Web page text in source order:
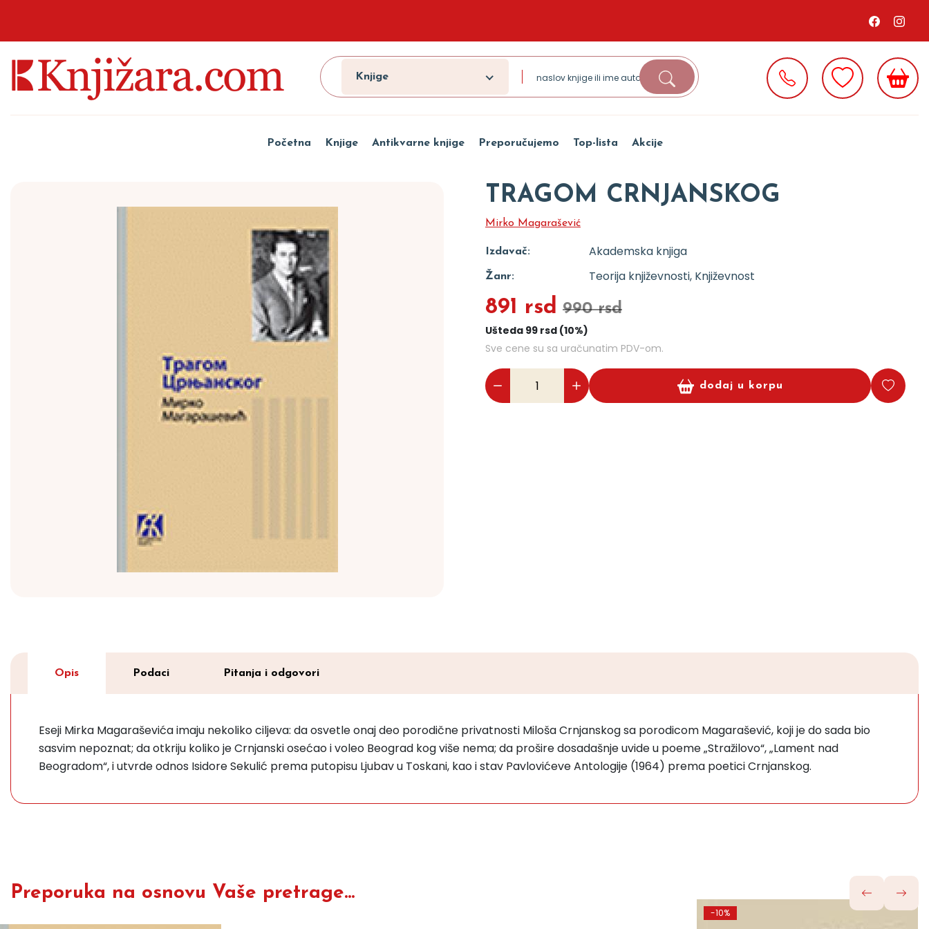
Knjige
Početna Knjige Antikvarne knjige Preporučujemo Top-lista Akcije
TRAGOM CRNJANSKOG
Mirko Magarašević
Izdavač: Akademska knjiga
Žanr: Teorija književnosti, Književnost
891 rsd 990 rsd
Ušteda 99 rsd (10%)
Sve cene su sa uračunatim PDV-om.
dodaj u korpu
Opis Podaci Pitanja i odgovori
Eseji Mirka Magaraševića imaju nekoliko ciljeva: da osvetle onaj deo porodične privatnosti Miloša Crnjanskog sa porodicom Magarašević, koji je do sada bio
sasvim nepoznat; da otkriju koliko je Crnjanski osećao i voleo Beograd kog više nema; da prošire dosadašnje uvide u poeme „Stražilovo“, „Lament nad
Beogradom“, i utvrde odnos Isidore Sekulić prema putopisu Ljubav u Toskani, kao i stav Pavlovićeve Antologije (1964) prema poetici Crnjanskog.
Preporuka na osnovu Vaše pretrage...
-10%